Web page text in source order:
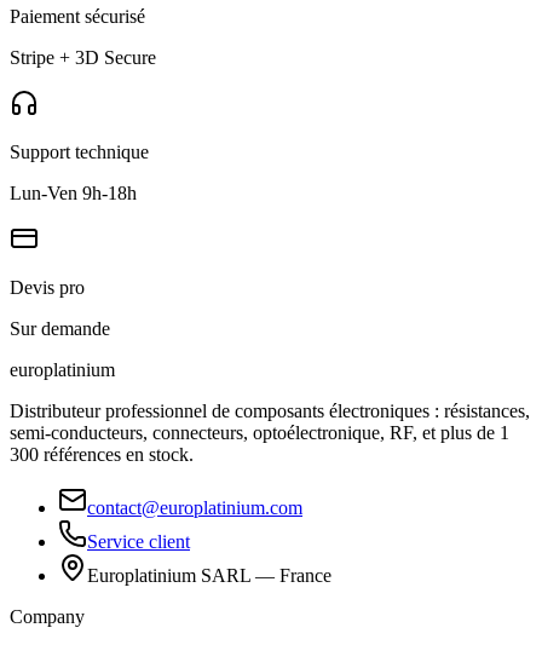
Paiement sécurisé
Stripe + 3D Secure
Support technique
Lun-Ven 9h-18h
Devis pro
Sur demande
europlatinium
Distributeur professionnel de composants électroniques : résistances,
semi-conducteurs, connecteurs, optoélectronique, RF, et plus de 1
300 références en stock.
contact@europlatinium.com
Service client
Europlatinium SARL — France
Company